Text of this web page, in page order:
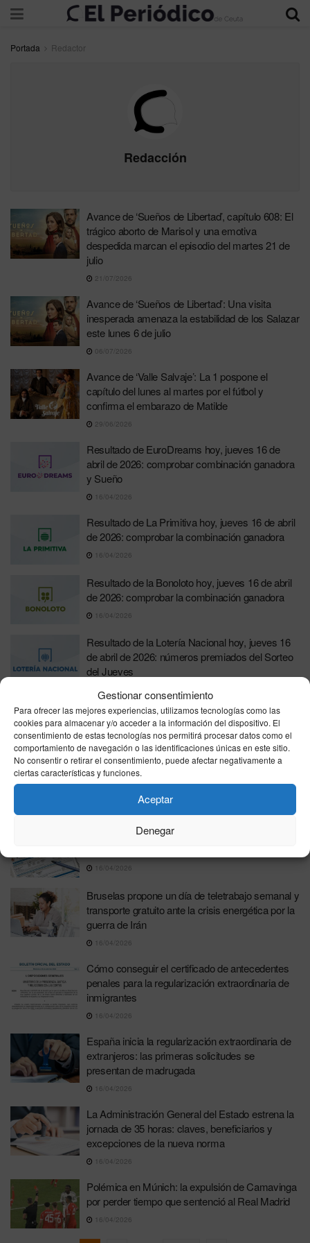
Gestionar consentimiento
Para ofrecer las mejores experiencias, utilizamos tecnologías como las
cookies para almacenar y/o acceder a la información del dispositivo. El
consentimiento de estas tecnologías nos permitirá procesar datos como el
comportamiento de navegación o las identificaciones únicas en este sitio.
No consentir o retirar el consentimiento, puede afectar negativamente a
ciertas características y funciones.
Aceptar
Denegar
Portada Redactor
Redacción
Avance de ‘Sueños de Libertad’, capítulo 608: El
trágico aborto de Marisol y una emotiva
despedida marcan el episodio del martes 21 de
julio
21/07/2026
Avance de ‘Sueños de Libertad’: Una visita
inesperada amenaza la estabilidad de los Salazar
este lunes 6 de julio
06/07/2026
Avance de ‘Valle Salvaje’: La 1 pospone el
capítulo del lunes al martes por el fútbol y
confirma el embarazo de Matilde
29/06/2026
Resultado de EuroDreams hoy, jueves 16 de
abril de 2026: comprobar combinación ganadora
y Sueño
16/04/2026
Resultado de La Primitiva hoy, jueves 16 de abril
de 2026: comprobar la combinación ganadora
16/04/2026
Resultado de la Bonoloto hoy, jueves 16 de abril
de 2026: comprobar la combinación ganadora
16/04/2026
Resultado de la Lotería Nacional hoy, jueves 16
de abril de 2026: números premiados del Sorteo
del Jueves
16/04/2026
Resultado de la ONCE hoy, jueves 16 de abril de
2026: número premiado del Cupón Diario
16/04/2026
Sorteo de la Cruz Roja de Ceuta del jueves 16 de
Renta 2025: ¿Cuándo ingresa Hacienda el dinero
16/04/2026
Bruselas propone un día de teletrabajo semanal y
transporte gratuito ante la crisis energética por la
guerra de Irán
16/04/2026
Cómo conseguir el certificado de antecedentes
penales para la regularización extraordinaria de
inmigrantes
16/04/2026
España inicia la regularización extraordinaria de
extranjeros: las primeras solicitudes se
presentan de madrugada
16/04/2026
La Administración General del Estado estrena la
jornada de 35 horas: claves, beneficiarios y
excepciones de la nueva norma
16/04/2026
Polémica en Múnich: la expulsión de Camavinga
por perder tiempo que sentenció al Real Madrid
16/04/2026